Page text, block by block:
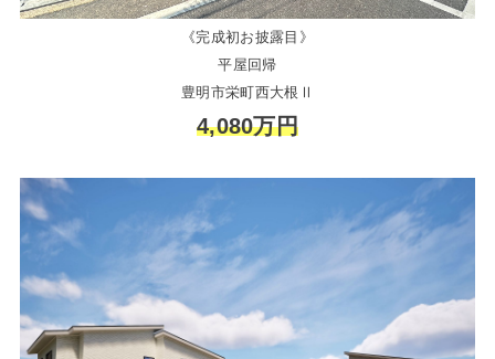
《完成初お披露目》
平屋回帰
豊明市栄町西大根Ⅱ
4,080万円